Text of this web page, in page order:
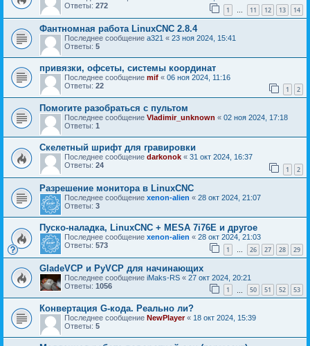
Ответы: 272 1 … 11 12 13 14
Фантномная работа LinuxCNC 2.8.4
Последнее сообщение a321 « 23 ноя 2024, 15:41
Ответы: 5
привязки, офсеты, системы координат
Последнее сообщение mif « 06 ноя 2024, 11:16
Ответы: 22 1 2
Помогите разобраться с пультом
Последнее сообщение Vladimir_unknown « 02 ноя 2024, 17:18
Ответы: 1
Скелетный шрифт для гравировки
Последнее сообщение darkonok « 31 окт 2024, 16:37
Ответы: 24 1 2
Разрешение монитора в LinuxCNC
Последнее сообщение xenon-alien « 28 окт 2024, 21:07
Ответы: 3
Пуско-наладка, LinuxCNC + MESA 7i76E и другое
Последнее сообщение xenon-alien « 28 окт 2024, 21:03
Ответы: 573 1 … 26 27 28 29
GladeVCP и PyVCP для начинающих
Последнее сообщение iMaks-RS « 27 окт 2024, 20:21
Ответы: 1056 1 50 51 52 53
Конвертация G-кода. Реально ли?
Последнее сообщение NewPlayer« 18 окт 2024, 15:39
Ответы: 5